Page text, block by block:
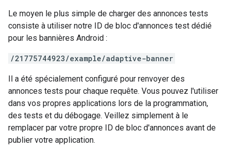
Le moyen le plus simple de charger des annonces tests
consiste à utiliser notre ID de bloc d'annonces test dédié
pour les bannières Android :
/21775744923/example/adaptive-banner
Il a été spécialement configuré pour renvoyer des
annonces tests pour chaque requête. Vous pouvez l'utiliser
dans vos propres applications lors de la programmation,
des tests et du débogage. Veillez simplement à le
remplacer par votre propre ID de bloc d'annonces avant de
publier votre application.